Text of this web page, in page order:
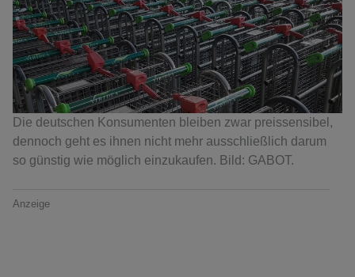
Die deutschen Konsumenten bleiben zwar preissensibel,
dennoch geht es ihnen nicht mehr ausschließlich darum
so günstig wie möglich einzukaufen. Bild: GABOT.
Anzeige